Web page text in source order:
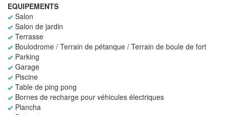
EQUIPEMENTS
Salon
Salon de jardin
Terrasse
Boulodrome / Terrain de pétanque / Terrain de boule de fort
Parking
Garage
Piscine
Table de ping pong
Bornes de recharge pour véhicules électriques
Plancha